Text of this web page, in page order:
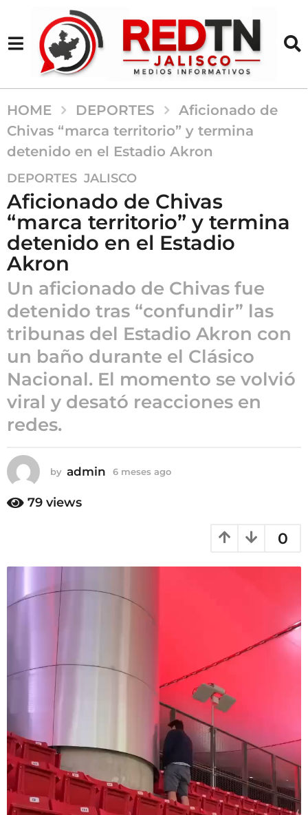
HOME DEPORTES
Aficionado de
Chivas “marca territorio” y termina
detenido en el Estadio Akron
6
m
e
s
e
s
a
g
o
m
e
s
e
s
a
o
DEPORTES ,
JALISCO
Aficionado de Chivas
“marca territorio” y termina
detenido en el Estadio
Akron
Un aficionado de Chivas fue
detenido tras “confundir” las
tribunas del Estadio Akron con
un baño durante el Clásico
Nacional. El momento se volvió
viral y desató reacciones en
redes.
by admin 6 meses ago
79 views
0